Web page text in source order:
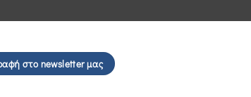
στο newsletter μας